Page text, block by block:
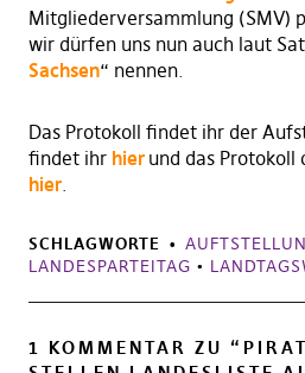
Mitgliederversammlung (SMV)
wir dürfen uns nun auch laut
Sachsen“ nennen.
Das Protokoll findet ihr der
findet ihr hier und das Protokoll
hier.
SCHLAGWORTE
LANDESPARTEITAG •
1 KOMMENTAR ZU “